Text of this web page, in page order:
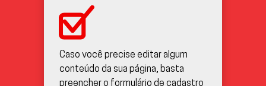
Caso você precise editar algum
conteúdo da sua página, basta
preencher o formulário de cadastro